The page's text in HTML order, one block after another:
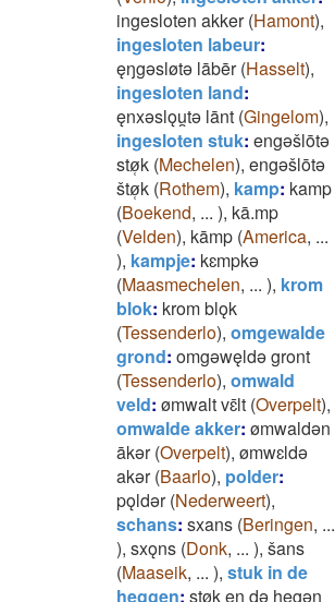
ingesloten akker(Hamont),
ingesloten labeur:
ęŋgǝsløtǝ lābēr(Hasselt),
ingesloten land:
ęnxǝslǫu̯tǝ lānt (Gingelom),
ingesloten stuk: engǝšlōtǝ
stø̜k (Mechelen), engǝšlōtǝ
štø̜k (Rothem), kamp: kamp
(Boekend, ... ), kā.mp
(Velden), kāmp (America, ...
), kampje: kɛmpkǝ
(Maasmechelen, ... ), krom
blok: krom blǫk
(Tessenderlo), omgewalde
grond: omgǝwęldǝ gront
(Tessenderlo), omwald
veld: ømwalt vɛ̄lt (Overpelt),
omwalde akker: ømwaldǝn
ākǝr(Overpelt), ømwɛldǝ
akǝr(Baarlo), polder:
pǫldǝr(Nederweert),
schans: sxans (Beringen, ...
), sxǫns (Donk, ... ), šans
(Maaseik, ... ), stuk in de
heggen: støk en dǝ hęgǝn